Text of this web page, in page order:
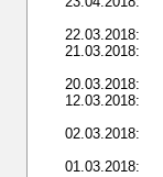
22.03.2018:
21.03.2018:
20.03.2018:
12.03.2018:
02.03.2018:
01.03.2018: